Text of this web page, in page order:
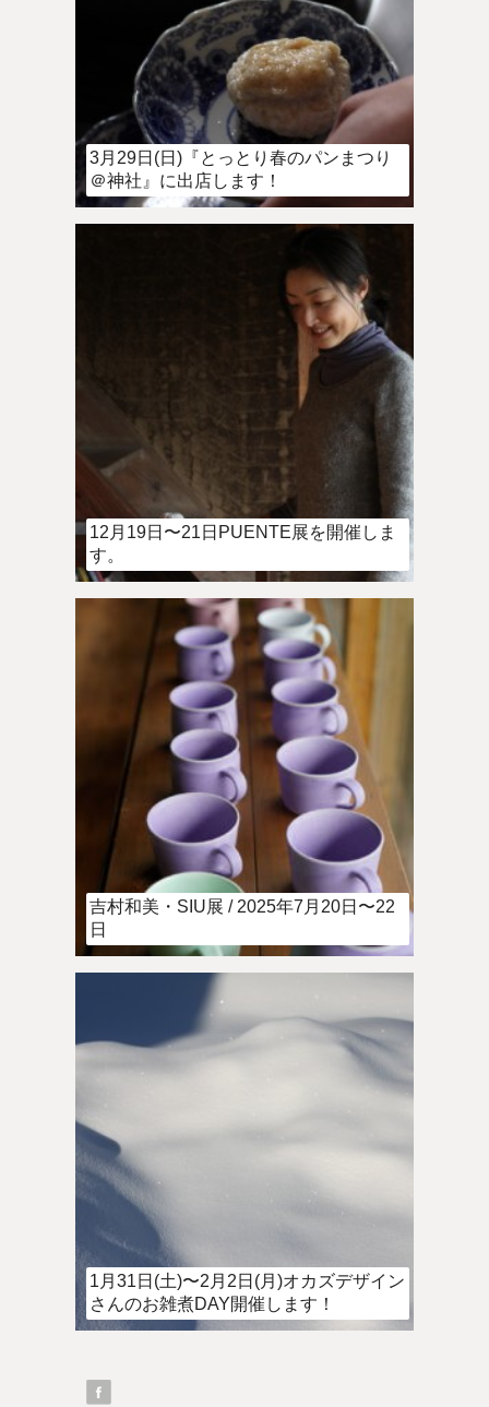
3月29日(日)『とっとり春のパンまつり
＠神社』に出店します！
12月19日〜21日PUENTE展を開催しま
す。
吉村和美・SIU展 / 2025年7月20日〜22
日
1月31日(土)〜2月2日(月)オカズデザイン
さんのお雑煮DAY開催します！